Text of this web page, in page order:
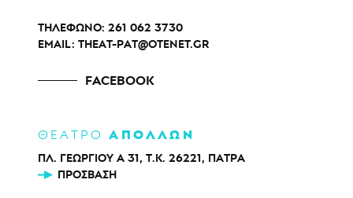
ΤΗΛΕΦΩΝΟ: 261 062 3730
EMAIL: THEAT-PAT@OTENET.GR
FACEBOOK
ΘΕΑΤΡΟΑΠΟΛΛΩΝ
ΠΛ. ΓΕΩΡΓΙΟΥ Α 31, Τ.Κ. 26221, ΠΑΤΡΑ
ΠΡΌΣΒΑΣΗ